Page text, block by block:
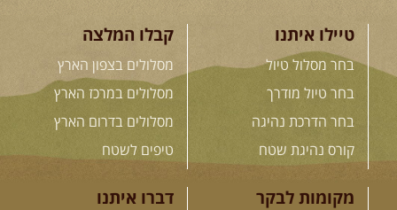
מרהיבים, פסגות מושלגות, אירוח ...
[המשך]
23-29.09.2026 - סוכות – טיול
פתוח
בין רכס הקווקז הנמוך לגבוה, בין נהרות
שוצפים למעברי הרים ...[המשך]
טיילו איתנו
בחר מסלול טיול
בחר טיול מודרך
בחר הדרכת נהיגה
קורס נהיגת שטח
קבלו המלצה
מסלולים בצפון הארץ
מסלולים במרכז הארץ
מסלולים בדרום הארץ
טיפים לשטח
מקומות לבקר דברו איתנו